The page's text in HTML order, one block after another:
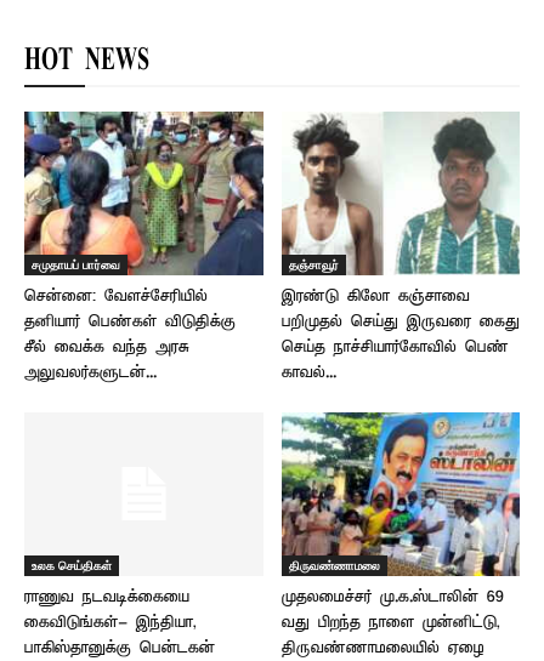
HOT NEWS
சமுதாயப் பார்வை
சென்னை: வேளச்சேரியில்
தனியார் பெண்கள் விடுதிக்கு
சீல் வைக்க வந்த அரசு
அலுவலர்களுடன்...
தஞ்சாவூர்
இரண்டு கிலோ கஞ்சாவை
பறிமுதல் செய்து இருவரை கைது
செய்த நாச்சியார்கோவில் பெண்
காவல்...
உலக செய்திகள்
ராணுவ நடவடிக்கையை
கைவிடுங்கள்- இந்தியா,
பாகிஸ்தானுக்கு பென்டகன்
திருவண்ணாமலை
முதலமைச்சர் மு.க.ஸ்டாலின் 69
வது பிறந்த நாளை முன்னிட்டு,
திருவண்ணாமலையில் ஏழை